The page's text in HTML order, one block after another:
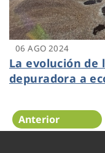
06 AGO 2024
La evolución de
depuradora a
Anterior